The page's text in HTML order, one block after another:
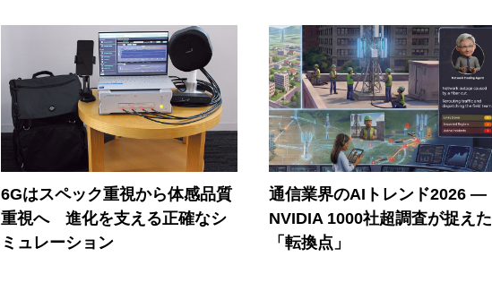
6Gはスペック重視から体感品質
重視へ 進化を支える正確なシ
ミュレーション
通信業界のAIトレンド2026 ―
NVIDIA 1000社超調査が捉えた
「転換点」